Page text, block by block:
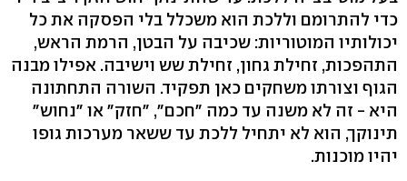
כדי להתרומם וללכת הוא משכלל בלי הפסקה את כל
יכולותיו המוטוריות: שכיבה על הבטן, הרמת הראש,
התהפכות, זחילת גחון, זחילת שש וישיבה. אפילו מבנה
הגוף וצורתו משחקים כאן תפקיד. השורה התחתונה
היא - זה לא משנה עד כמה "חכם", "חזק" או "נחוש"
תינוקך, הוא לא יתחיל ללכת עד ששאר מערכות גופו
יהיו מוכנות.